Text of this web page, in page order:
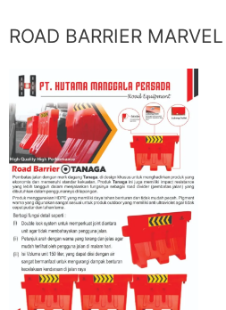
ROAD BARRIER MARVEL